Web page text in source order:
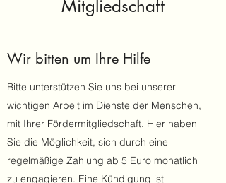
Mitgliedschaft
Wir bitten um Ihre Hilfe
Bitte unterstützen Sie uns bei unserer
wichtigen Arbeit im Dienste der Menschen,
mit Ihrer Fördermitgliedschaft. Hier haben
Sie die Möglichkeit, sich durch eine
regelmäßige Zahlung ab 5 Euro monatlich
zu engagieren. Eine Kündigung ist